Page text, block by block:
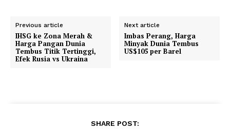
Previous article
IHSG ke Zona Merah &
Harga Pangan Dunia
Tembus Titik Tertinggi,
Efek Rusia vs Ukraina
Next article
Imbas Perang, Harga
Minyak Dunia Tembus
US$105 per Barel
SHARE POST: